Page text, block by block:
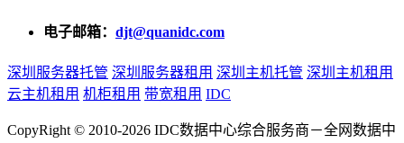
电子邮箱： djt@quanidc.com
深圳服务器托管 深圳服务器租用 深圳主机托管 深圳主机租用
云主机租用 机柜租用 带宽租用 IDC
CopyRight © 2010-2026 IDC数据中心综合服务商－全网数据中